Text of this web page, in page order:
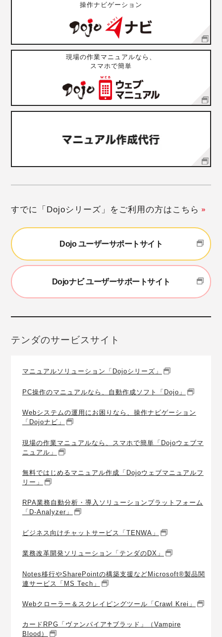
操作ナビゲーション
現場の作業マニュアルなら、
スマホで簡単
すでに「Dojoシリーズ」をご利用の方はこちら
Dojo ユーザーサポートサイト
Dojoナビ ユーザーサポートサイト
テンダのサービスサイト
マニュアルソリューション「Dojoシリーズ」
PC操作のマニュアルなら、自動作成ソフト「Dojo」
Webシステムの運用にお困りなら、操作ナビゲーション
「Dojoナビ」
現場の作業マニュアルなら、スマホで簡単「Dojoウェブマ
ニュアル」
無料ではじめるマニュアル作成「Dojoウェブマニュアルフ
リー」
RPA業務自動分析・導入ソリューションプラットフォーム
「D-Analyzer」
ビジネス向けチャットサービス「TENWA」
業務改革開発ソリューション「テンダのDX」
Notes移行やSharePointの構築支援などMicrosoft®製品関
連サービス「MS Tech」
Webクローラー＆スクレイピングツール「Crawl Krei」
カードRPG「ヴァンパイア♰ブラッド」（Vampire
Blood）